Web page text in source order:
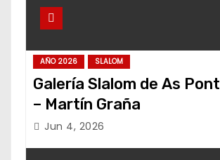
AÑO 2026 SLALOM
Galería Slalom de As
– Martín Graña
Jun 4, 2026